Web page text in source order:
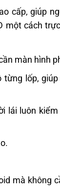
cấp, giúp
một cách
màn hình
lốp,
lái luôn
mà không